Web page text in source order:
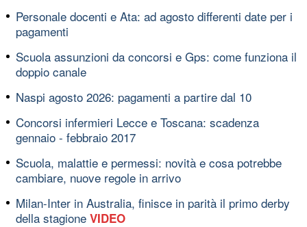
Personale docenti e Ata: ad agosto differenti date per i
pagamenti
Scuola assunzioni da concorsi e Gps: come funziona il
doppio canale
Naspi agosto 2026: pagamenti a partire dal 10
Concorsi infermieri Lecce e Toscana: scadenza
gennaio - febbraio 2017
Scuola, malattie e permessi: novità e cosa potrebbe
cambiare, nuove regole in arrivo
Milan-Inter in Australia, finisce in parità il primo derby
della stagione VIDEO